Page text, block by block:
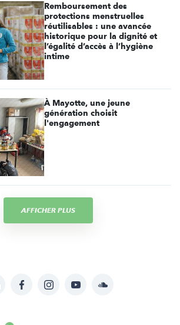
Remboursement des
protections menstruelles
réutilisables : une avancée
historique pour la dignité et
l’égalité d’accès à l’hygiène
intime
À Mayotte, une jeune
génération choisit
l'engagement
AFFICHER PLUS
FacebookInstagramYouTubeSoundcloud